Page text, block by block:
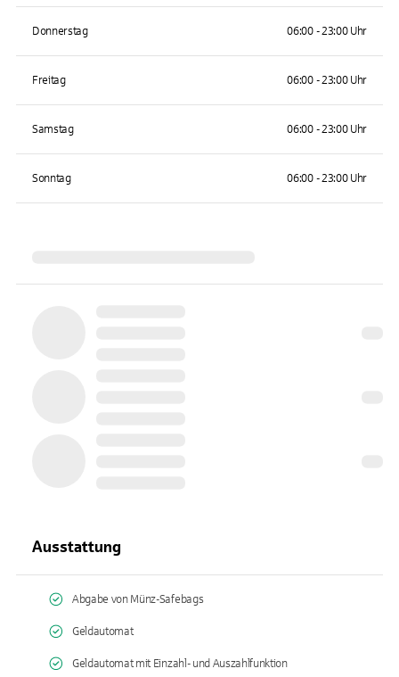
Donnerstag 06:00 - 23:00 Uhr
Freitag 06:00 - 23:00 Uhr
Samstag 06:00 - 23:00 Uhr
Sonntag 06:00 - 23:00 Uhr
Ausstattung
Abgabe von Münz-Safebags
Geldautomat
Geldautomat mit Einzahl- und Auszahlfunktion